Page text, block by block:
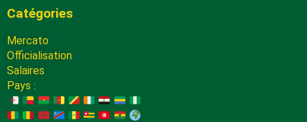
Catégories
Mercato
Officialisation
Salaires
Pays :